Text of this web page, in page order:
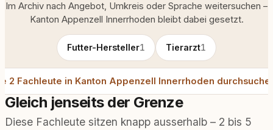
Im Archiv nach Angebot, Umkreis oder Sprache weitersuchen –
Kanton Appenzell Innerrhoden bleibt dabei gesetzt.
Futter-Hersteller1 Tierarzt1
2 Fachleute in Kanton Appenzell Innerrhoden
Gleich jenseits der Grenze
Diese Fachleute sitzen knapp ausserhalb – 2 bis 5